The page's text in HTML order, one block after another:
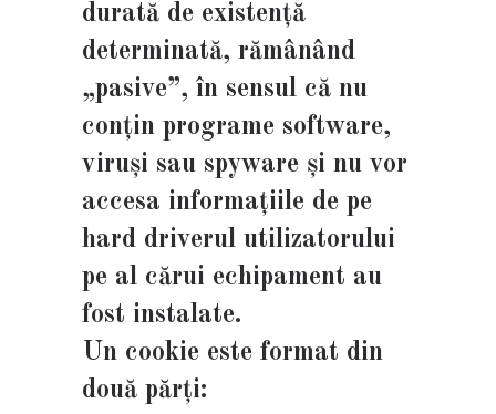
durată de existență
determinată, rămânând
„pasive”, în sensul că nu
conțin programe software,
viruși sau spyware și nu vor
accesa informațiile de pe
hard driverul utilizatorului
pe al cărui echipament au
fost instalate.
Un cookie este format din
două părți: